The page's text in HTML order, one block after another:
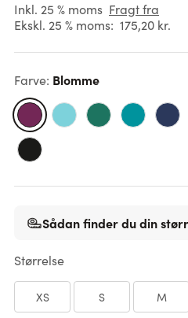
Inkl. 25 % moms Fragt fra
Ekskl. 25 % moms: 175,20 kr.
Farve: Blomme
Sådan finder du din
Størrelse
XS S M